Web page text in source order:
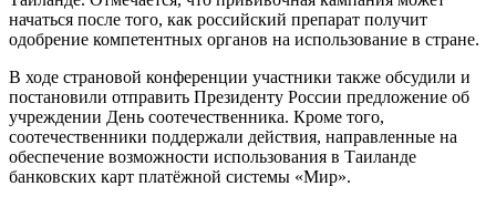
начаться после того, как российский препарат получит
одобрение компетентных органов на использование в стране.
В ходе страновой конференции участники также обсудили и
постановили отправить Президенту России предложение об
учреждении День соотечественника. Кроме того,
соотечественники поддержали действия, направленные на
обеспечение возможности использования в Таиланде
банковских карт платёжной системы «Мир».